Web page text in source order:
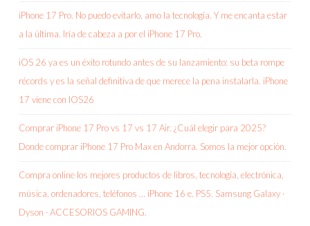
iPhone 17 Pro. No puedo evitarlo, amo la tecnología. Y me encanta estar
a la última. Iría de cabeza a por el iPhone 17 Pro.
iOS 26 ya es un éxito rotundo antes de su lanzamiento: su beta rompe
récords y es la señal definitiva de que merece la pena instalarla. iPhone
17 viene con IOS26
Comprar iPhone 17 Pro vs 17 vs 17 Air. ¿Cuál elegir para 2025?
Donde comprar iPhone 17 Pro Max en Andorra. Somos la mejor opción.
Compra online los mejores productos de libros, tecnología, electrónica,
música, ordenadores, teléfonos … iPhone 16 e. PS5. Samsung Galaxy ·
Dyson · ACCESORIOS GAMING.